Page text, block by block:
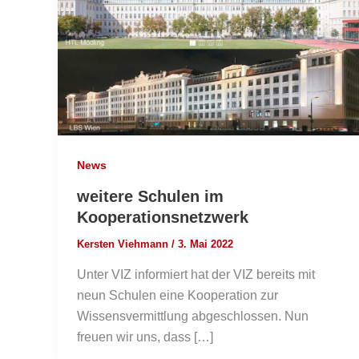
News
weitere Schulen im
Kooperationsnetzwerk
Kersten Viehmann / 3. Mai 2022
Unter VIZ informiert hat der VIZ bereits mit
neun Schulen eine Kooperation zur
Wissensvermittlung abgeschlossen. Nun
freuen wir uns, dass […]